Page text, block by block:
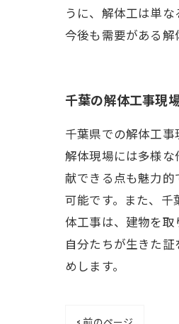
うに、解体工は単
今後も需要がある解
千葉の解体工事現
千葉県での解体工
解体現場には多様
献できる点も魅力
可能です。また、
体工事は、建物を
自分たちが生きた
めします。